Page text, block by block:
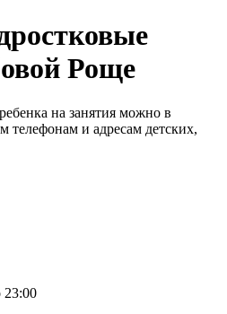
Роще
на занятия можно в
телефонам и адресам детских,
23:00